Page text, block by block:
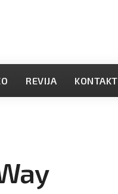
REVIJA KONTAKT